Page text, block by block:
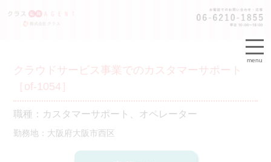
menu
クラウドサービス事業でのカスタマーサポート
［of-1054］
職種：カスタマーサポート、オペレーター
勤務地：大阪府大阪市西区